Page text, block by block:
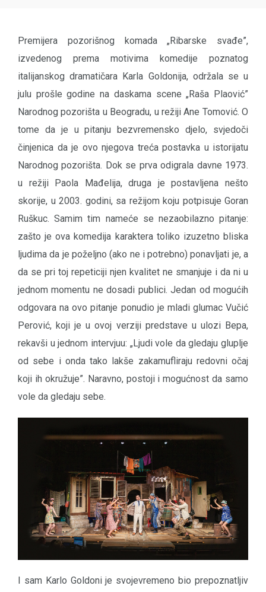
Premijera pozorišnog komada „Ribarske svađe”,
izvedenog prema motivima komedije poznatog
italijanskog dramatičara Karla Goldonija, održala se u
julu prošle godine na daskama scene „Raša Plaović”
Narodnog pozorišta u Beogradu, u režiji Ane Tomović. O
tome da je u pitanju bezvremensko djelo, svjedoči
činjenica da je ovo njegova treća postavka u istorijatu
Narodnog pozorišta. Dok se prva odigrala davne 1973.
u režiji Paola Mađelija, druga je postavljena nešto
skorije, u 2003. godini, sa režijom koju potpisuje Goran
Ruškuc. Samim tim nameće se nezaobilazno pitanje:
zašto je ova komedija karaktera toliko izuzetno bliska
ljudima da je poželjno (ako ne i potrebno) ponavljati je, a
da se pri toj repeticiji njen kvalitet ne smanjuje i da ni u
jednom momentu ne dosadi publici. Jedan od mogućih
odgovara na ovo pitanje ponudio je mladi glumac Vučić
Perović, koji je u ovoj verziji predstave u ulozi Bepa,
rekavši u jednom intervjuu: „Ljudi vole da gledaju gluplje
od sebe i onda tako lakše zakamufliraju redovni očaj
koji ih okružuje”. Naravno, postoji i mogućnost da samo
vole da gledaju sebe.
I sam Karlo Goldoni je svojevremeno bio prepoznatljiv